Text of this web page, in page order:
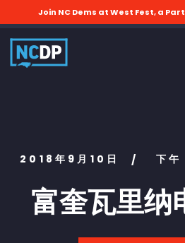
Join NC Dems at West Fest, a
2018年9月10日 / 下
富奎瓦里纳